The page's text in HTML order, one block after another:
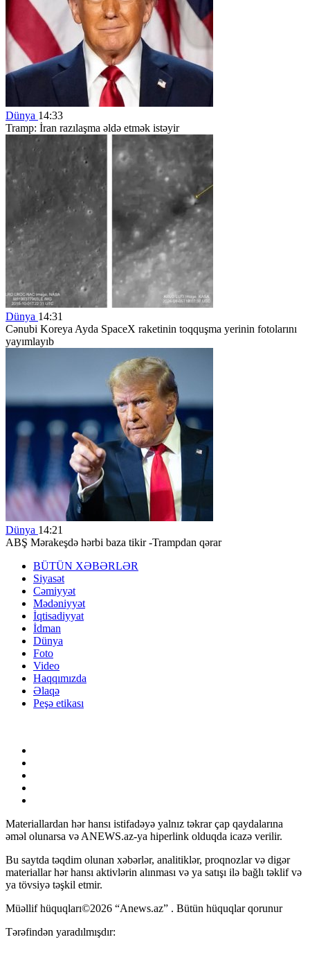
Dünya 14:33
Tramp: İran razılaşma əldə etmək istəyir
Dünya 14:31
Cənubi Koreya Ayda SpaceX raketinin toqquşma yerinin fotolarını
yayımlayıb
Dünya 14:21
ABŞ Mərakeşdə hərbi baza tikir -Trampdan qərar
BÜTÜN XƏBƏRLƏR
Siyasət
Cəmiyyət
Mədəniyyət
İqtisadiyyat
İdman
Dünya
Foto
Video
Haqqımızda
Əlaqə
Peşə etikası
Materiallardan hər hansı istifadəyə yalnız təkrar çap qaydalarına
əməl olunarsa və ANEWS.az-ya hiperlink olduqda icazə verilir.
Bu saytda təqdim olunan xəbərlər, analitiklər, proqnozlar və digər
materiallar hər hansı aktivlərin alınması və ya satışı ilə bağlı təklif və
ya tövsiyə təşkil etmir.
Müəllif hüquqları©2026 “Anews.az” . Bütün hüquqlar qorunur
Tərəfindən yaradılmışdır: